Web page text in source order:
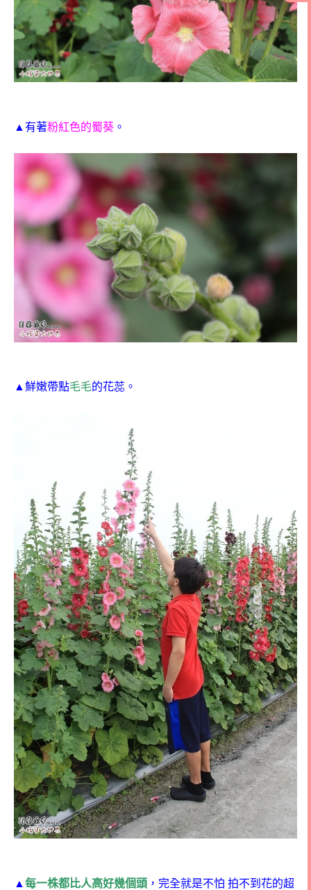
▲有著粉紅色的蜀葵 。
▲鮮嫩帶點毛毛的花蕊。
▲ 每一株都比人高好幾個頭 ，完全就是不怕 拍不到花的超